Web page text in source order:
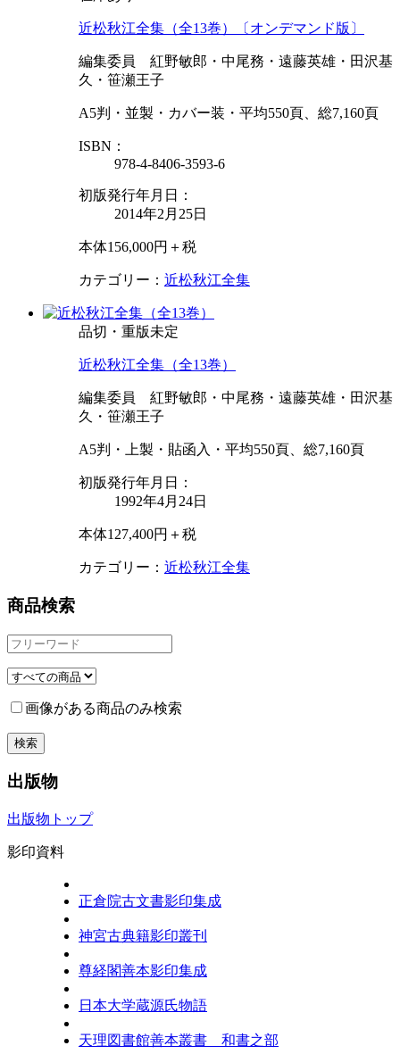
近松秋江全集（全13巻）〔オンデマンド版〕
編集委員 紅野敏郎・中尾務・遠藤英雄・田沢基
久・笹瀬王子
A5判・並製・カバー装・平均550頁、総7,160頁
ISBN：
978-4-8406-3593-6
初版発行年月日：
2014年2月25日
本体156,000円＋税
カテゴリー： 近松秋江全集
品切・重版未定
近松秋江全集（全13巻）
編集委員 紅野敏郎・中尾務・遠藤英雄・田沢基
久・笹瀬王子
A5判・上製・貼函入・平均550頁、総7,160頁
初版発行年月日：
1992年4月24日
本体127,400円＋税
カテゴリー： 近松秋江全集
商品検索
画像がある商品のみ検索
出版物
出版物トップ
影印資料
正倉院古文書影印集成
神宮古典籍影印叢刊
尊経閣善本影印集成
日本大学蔵源氏物語
天理図書館善本叢書 和書之部